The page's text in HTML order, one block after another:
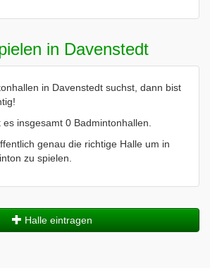
in Davenstedt
in Davenstedt suchst, dann bist
insgesamt 0 Badmintonhallen.
genau die richtige Halle um in
zu spielen.
Halle eintragen